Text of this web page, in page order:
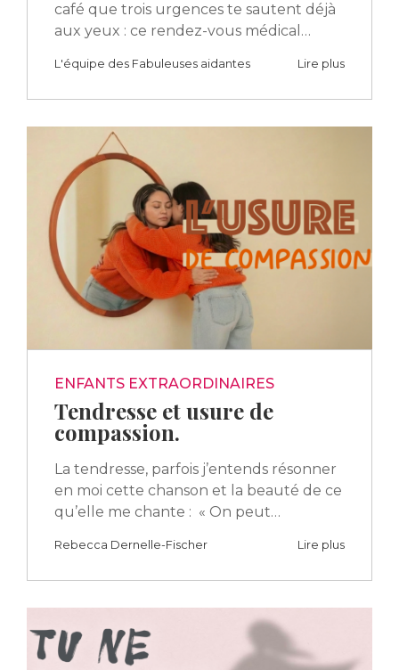
café que trois urgences te sautent déjà
aux yeux : ce rendez-vous médical…
L'équipe des Fabuleuses aidantes Lire plus
ENFANTS EXTRAORDINAIRES
Tendresse et usure de
compassion.
La tendresse, parfois j’entends résonner
en moi cette chanson et la beauté de ce
qu’elle me chante : « On peut…
Rebecca Dernelle-Fischer Lire plus